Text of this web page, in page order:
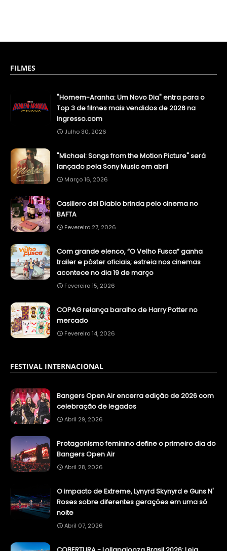
FILMES
"Homem-Aranha: Um Novo Dia" entra para o
Top 3 de filmes mais vendidos de 2026 na
Ingresso.com
Julho 30, 2026
"Michael: Songs from the Motion Picture" será
lançado pela Sony Music em abril
Março 16, 2026
Casillero del Diablo brinda pelo cinema no
BAFTA
Fevereiro 27, 2026
Com grande elenco, “O Velho Fusca” ganha
trailer e pôster oficiais; estreia nos cinemas
acontece no dia 19 de março
Fevereiro 15, 2026
COPAG relança baralho de Harry Potter no
mercado
Fevereiro 14, 2026
FESTIVAL INTERNACIONAL
Bangers Open Air encerra edição de 2026 com
celebração de legados
Abril 29, 2026
Protagonismo feminino define o primeiro dia do
Bangers Open Air
Abril 28, 2026
O impacto de Extreme, Lynyrd Skynyrd e Guns N'
Roses sobre diferentes gerações em uma só
noite
Abril 07, 2026